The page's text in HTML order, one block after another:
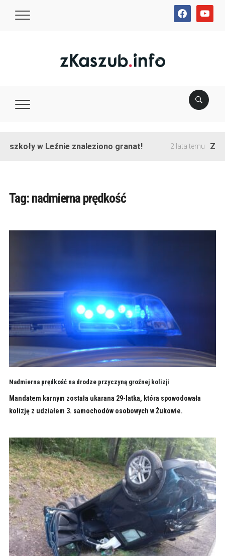
facebookyoutube
w Leźnie znaleziono granat! 2 lata temu
Tag: nadmierna prędkość
Nadmierna prędkość na drodze przyczyną groźnej kolizji
Mandatem karnym została ukarana 29-latka, która spowodowała
kolizję z udziałem 3. samochodów osobowych w Żukowie.